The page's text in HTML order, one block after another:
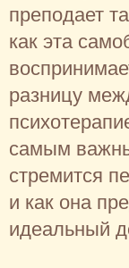
преподает
как эта
разницу
самым
стремится
и как она
идеальный